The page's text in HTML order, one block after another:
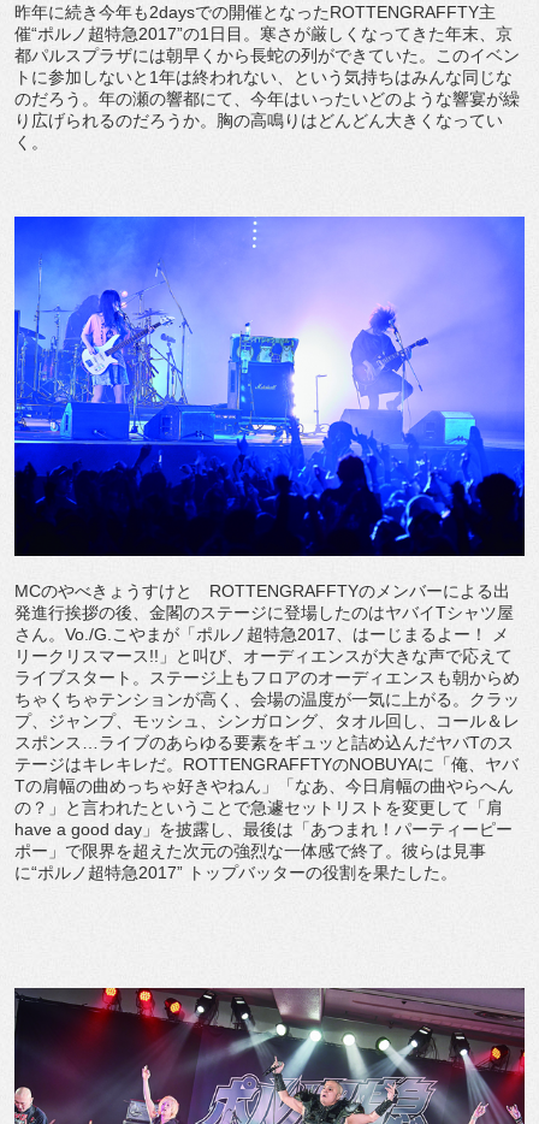
昨年に続き今年も2daysでの開催となったROTTENGRAFFTY主
催“ポルノ超特急2017”の1日目。寒さが厳しくなってきた年末、京
都パルスプラザには朝早くから長蛇の列ができていた。このイベン
トに参加しないと1年は終われない、という気持ちはみんな同じな
のだろう。年の瀬の響都にて、今年はいったいどのような響宴が繰
り広げられるのだろうか。胸の高鳴りはどんどん大きくなってい
く。
MCのやべきょうすけと ROTTENGRAFFTYのメンバーによる出
発進行挨拶の後、金閣のステージに登場したのはヤバイTシャツ屋
さん。Vo./G.こやまが「ポルノ超特急2017、はーじまるよー！ メ
リークリスマース!!」と叫び、オーディエンスが大きな声で応えて
ライブスタート。ステージ上もフロアのオーディエンスも朝からめ
ちゃくちゃテンションが高く、会場の温度が一気に上がる。クラッ
プ、ジャンプ、モッシュ、シンガロング、タオル回し、コール＆レ
スポンス…ライブのあらゆる要素をギュッと詰め込んだヤバTのス
テージはキレキレだ。ROTTENGRAFFTYのNOBUYAに「俺、ヤバ
Tの肩幅の曲めっちゃ好きやねん」「なあ、今日肩幅の曲やらへん
の？」と言われたということで急遽セットリストを変更して「肩
have a good day」を披露し、最後は「あつまれ！パーティーピー
ポー」で限界を超えた次元の強烈な一体感で終了。彼らは見事
に“ポルノ超特急2017” トップバッターの役割を果たした。